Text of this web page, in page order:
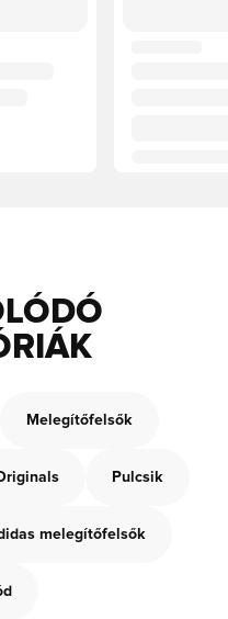
Melegítőfelsők
Pulcsik
melegítőfelsők